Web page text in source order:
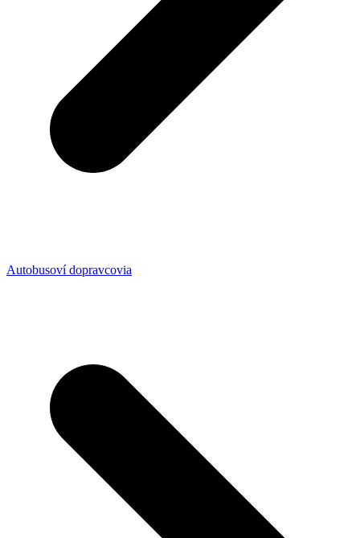
Autobusoví dopravcovia